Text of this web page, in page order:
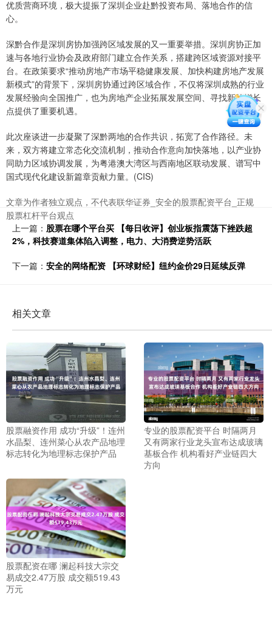
优质营商环境，极大提振了深圳企业赴黔投资布局、落地合作的信
心。
深黔合作是深圳房协加强跨区域发展的又一重要举措。深圳房协正加
速与各地行业协会及政府部门建立合作关系，搭建跨区域资源对接平
台。在政策要求“推动房地产市场平稳健康发展、加快构建房地产发展
新模式”的背景下，深圳房协通过跨区域合作，不仅将深圳成熟的行业
发展经验向全国推广，也为房地产企业拓展发展空间、寻找新的增长
点提供了重要机遇。
此次座谈进一步凝聚了深黔两地的合作共识，拓宽了合作路径。未
来，双方将建立常态化交流机制，推动合作意向加快落地，以产业协
同助力区域协调发展，为粤港澳大湾区与西南地区联动发展、谱写中
国式现代化建设新篇章贡献力量。(CIS)
文章为作者独立观点，不代表联华证券_安全的股票配资平台_正规
股票杠杆平台观点
上一篇： 股票在哪个平台买 【每日收评】创业板指震荡下挫跌超
2%，科技赛道集体陷入调整，电力、大消费逆势活跃
下一篇： 安全的网络配资 【环球财经】纽约金价29日延续反弹
相关文章
股票融资作用 成功“升级”！连州
水晶梨、连州菜心从农产品地理
标志转化为地理标志保护产品
专业的股票配资平台 时隔两月
又有两家行业龙头宣布达成玻璃
基板合作 机构看好产业链四大
方向
股票配资在哪 澜起科技大宗交
易成交2.47万股 成交额519.43
万元